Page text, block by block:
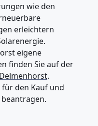
wie den
erleichtern
eigene
finden Sie auf der
.
für den Kauf und